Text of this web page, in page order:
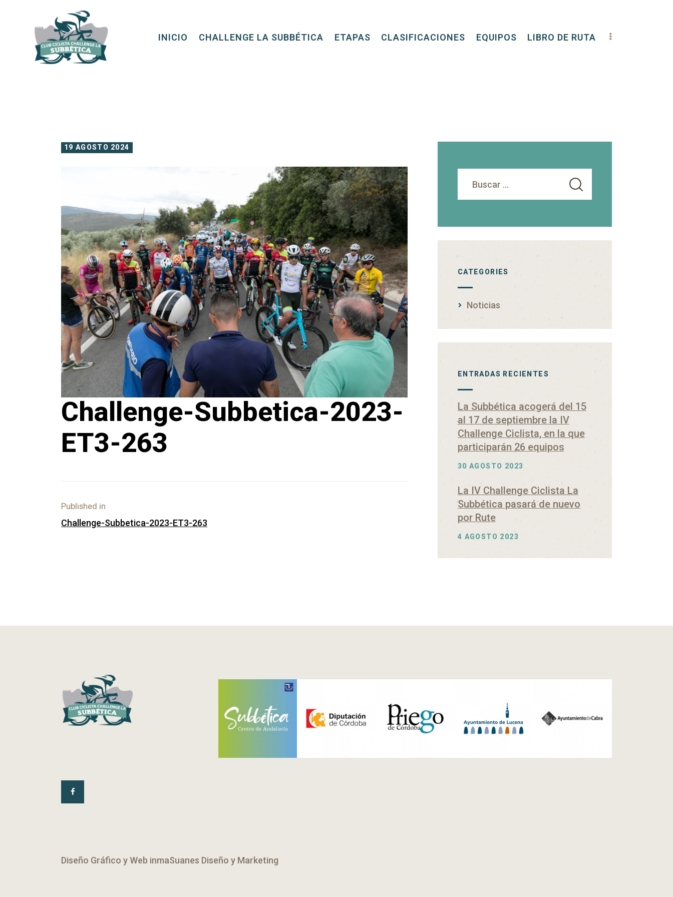
INICIO CHALLENGE LA SUBBÉTICA ETAPAS CLASIFICACIONES EQUIPOS LIBRO DE RUTA
19 AGOSTO 2024
Challenge-Subbetica-2023-
ET3-263
Published in
Challenge-Subbetica-2023-ET3-263
CATEGORIES
Noticias
ENTRADAS RECIENTES
La Subbética acogerá del 15
al 17 de septiembre la IV
Challenge Ciclista, en la que
participarán 26 equipos
30 AGOSTO 2023
La IV Challenge Ciclista La
Subbética pasará de nuevo
por Rute
4 AGOSTO 2023
Diseño Gráfico y Web inmaSuanes Diseño y Marketing